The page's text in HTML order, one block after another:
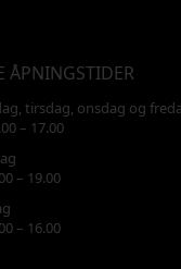
ÅPNINGSTIDER
tirsdag, onsdag og
– 17.00
– 19.00
– 16.00